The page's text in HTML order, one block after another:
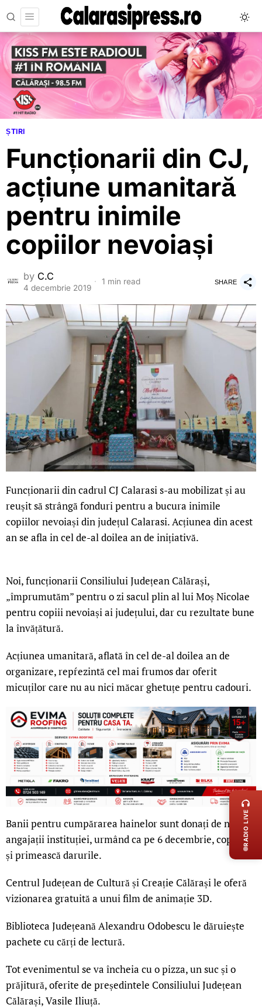
ȘTIRI
Funcționarii din CJ,
acțiune umanitară
pentru inimile
copiilor nevoiași
by C.C
4 decembrie 2019
1 min read SHARE
Funcționarii din cadrul CJ Calarasi s-au mobilizat și au
reușit să strângă fonduri pentru a bucura inimile
copiilor nevoiași din județul Calarasi. Acțiunea din acest
an se afla in cel de-al doilea an de inițiativă.
Noi, funcționarii Consiliului Județean Călărași,
„împrumutăm” pentru o zi sacul plin al lui Moș Nicolae
pentru copiii nevoiași ai județului, dar cu rezultate bune
la învățătură.
Acțiunea umanitară, aflată în cel de-al doilea an de
organizare, repŕezintă cel mai frumos dar oferit
micuților care nu au nici măcar ghetuțe pentru cadouri.
Banii pentru cumpărarea hainelor sunt donați de noi,
angajații instituției, urmând ca pe 6 decembrie, copiii să-
și primească darurile.
Centrul Județean de Cultură și Creație Călărași le oferă
vizionarea gratuită a unui film de animație 3D.
Biblioteca Județeană Alexandru Odobescu le dăruiește
pachete cu cărți de lectură.
Tot evenimentul se va încheia cu o pizza, un suc și o
prăjitură, oferite de președintele Consiliului Județean
Călărași, Vasile Iliuță.
LIVE
RADIO LIVE